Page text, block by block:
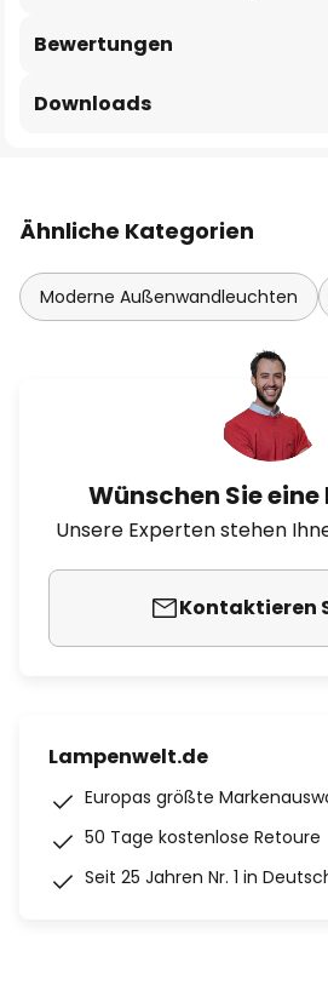
Bewertungen
Downloads
Ähnliche Kategorien
Moderne Außenwandleuchten
Wünschen Sie
Unsere Experten stehen
Kontaktieren
Lampenwelt.de
Europas größte
50 Tage kostenlose Retoure
Seit 25 Jahren Nr. 1 in